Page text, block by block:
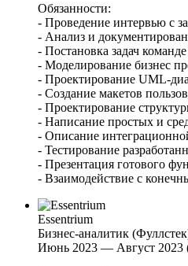
Обязанности:
- Проведение интервью с
- Анализ и
- Постановка задач
- Моделирование бизнес
- Проектирование UML-
- Создание макетов
- Проектирование
- Написание простых и
- Описание
- Тестирование
- Презентация готового
- Взаимодействие с
Essentrium
Бизнес-аналитик
Июнь 2023 — Август 2023